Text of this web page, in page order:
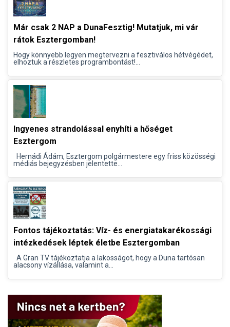
Már csak 2 NAP a DunaFesztig! Mutatjuk, mi vár
rátok Esztergomban!
Hogy könnyebb legyen megtervezni a fesztiválos hétvégédet,
elhoztuk a részletes programbontást!...
Ingyenes strandolással enyhíti a hőséget
Esztergom
Hernádi Ádám, Esztergom polgármestere egy friss közösségi
médiás bejegyzésben jelentette...
Fontos tájékoztatás: Víz- és energiatakarékossági
intézkedések léptek életbe Esztergomban
A Gran TV tájékoztatja a lakosságot, hogy a Duna tartósan
alacsony vízállása, valamint a...